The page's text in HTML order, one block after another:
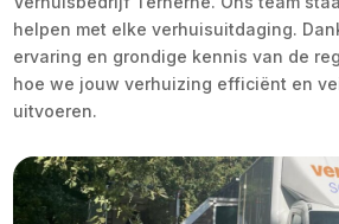
helpen met elke verhuisuitdaging.
ervaring en grondige kennis van de
hoe we jouw verhuizing efficiënt en
uitvoeren.